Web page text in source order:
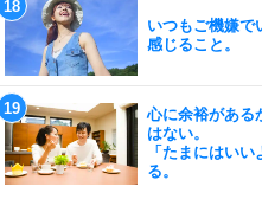
いつもご機嫌で
感じること。
心に余裕がある
はない。
「たまにはい
る。